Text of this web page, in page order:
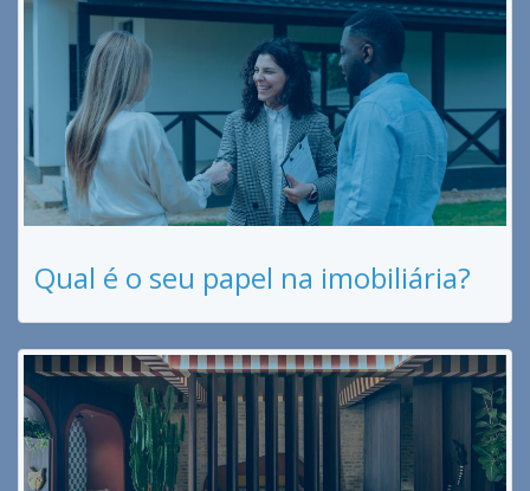
Qual é o seu papel na imobiliária?